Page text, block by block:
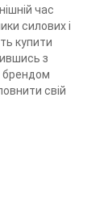
час
силових і
купити
з
брендом
свій